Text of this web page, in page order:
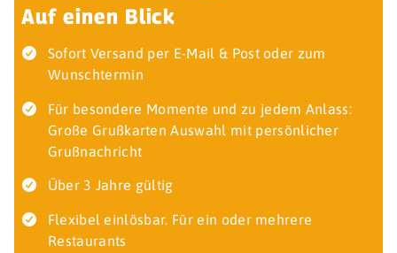
Auf einen Blick
Sofort Versand per E-Mail & Post oder zum
Wunschtermin
Für besondere Momente und zu jedem Anlass:
Große Grußkarten Auswahl mit persönlicher
Grußnachricht
Über 3 Jahre gültig
Flexibel einlösbar. Für ein oder mehrere
Restaurants